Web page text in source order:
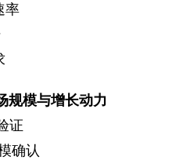
率
规模与增长动力
证
确认